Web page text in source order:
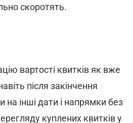
скоротять.
вартості квитків як вже
після закінчення
інші дати і напрямки без
куплених квитків у